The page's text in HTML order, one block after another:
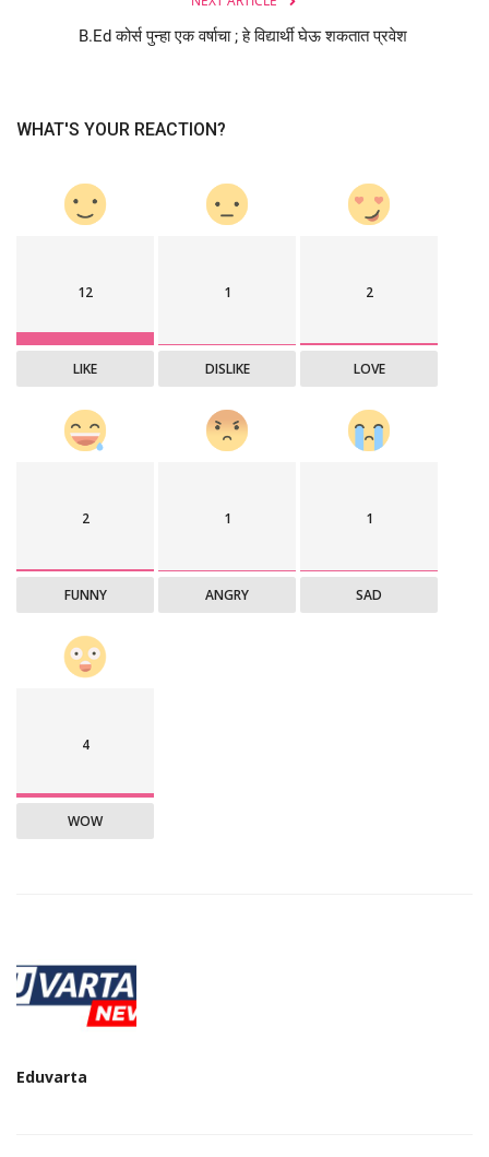
B.Ed कोर्स पुन्हा एक वर्षाचा ; हे विद्यार्थी घेऊ शकतात प्रवेश
WHAT'S YOUR REACTION?
12
LIKE
1
DISLIKE
2
LOVE
2
FUNNY
1
ANGRY
1
SAD
4
WOW
Eduvarta